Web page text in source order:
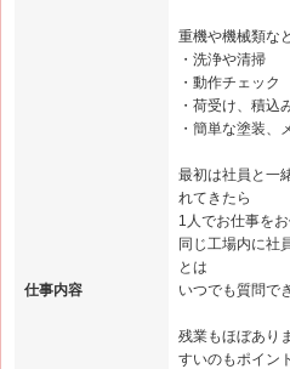
仕事内容
重機や機械類な
・洗浄や清掃
・動作チェック
・荷受け、積込
・簡単な塗装
最初は社員と一
れてきたら
1人でお仕事をお
同じ工場内に社
とは
いつでも質問で
残業もほぼあり
すいのもポイン